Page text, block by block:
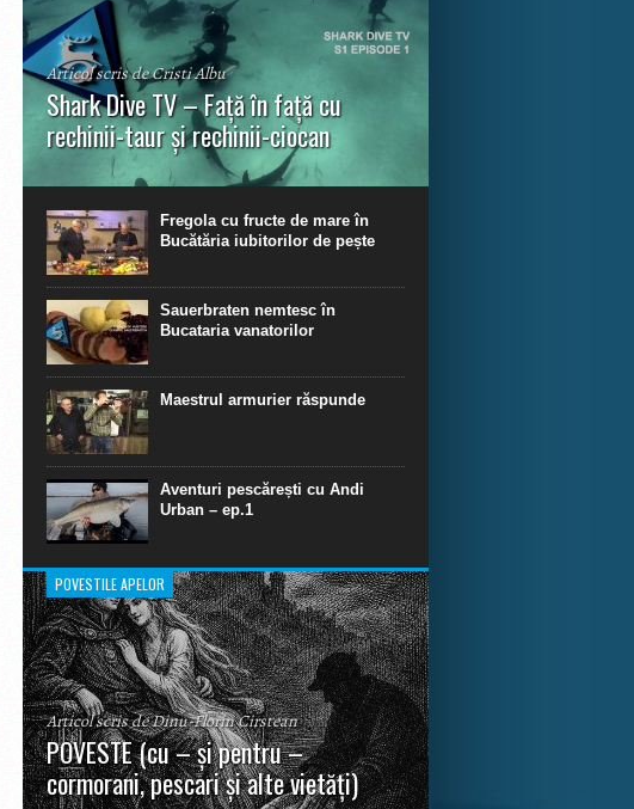
Articol scris de Cristi Albu
Shark Dive TV – Față în față cu
rechinii-taur și rechinii-ciocan
În primul episod din Shark Dive TV, telespectatorii
extraordinare de scufundare cu rechini.
Fregola cu fructe de mare în
Bucătăria iubitorilor de pește
Sauerbraten nemtesc în
Bucataria vanatorilor
Maestrul armurier răspunde
Aventuri pescărești cu Andi
Urban – ep.1
POVESTILE APELOR
Articol scris de Dinu-Florin Cirstean
POVESTE (cu – și pentru –
cormorani, pescari și alte vietăți)